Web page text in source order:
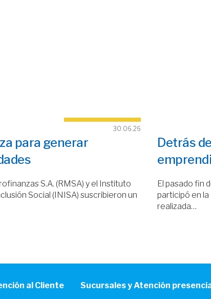
30.06.26
para generar
S.A. (RMSA) y el Instituto
Social (INISA) suscribieron un
Detrás
El pasado fin
participó en
realizada…
al Cliente Sucursales y Atención